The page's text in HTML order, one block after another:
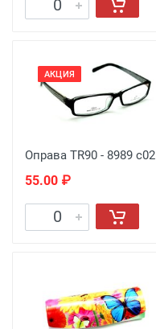
АКЦИЯ
Оправа TR90 - 8989 с02
55.00 ₽